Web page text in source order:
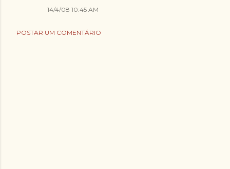
14/4/08 10:45 AM
POSTAR UM COMENTÁRIO